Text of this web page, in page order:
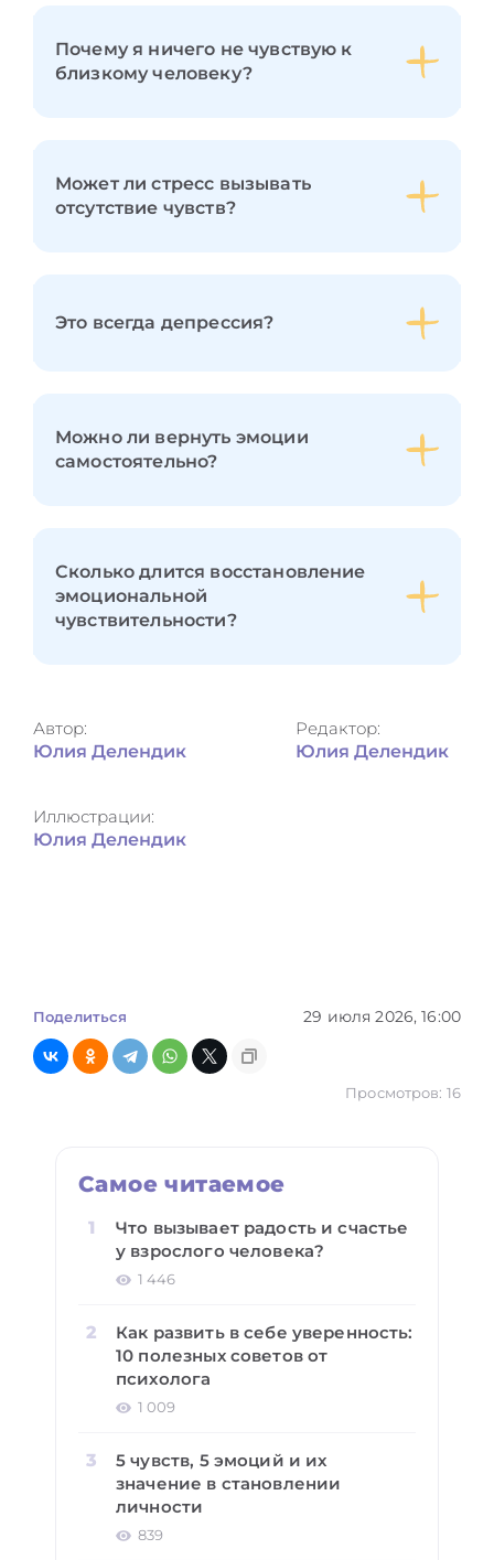
Почему я ничего не чувствую к
близкому человеку?
Может ли стресс вызывать
отсутствие чувств?
Это всегда депрессия?
Можно ли вернуть эмоции
самостоятельно?
Сколько длится восстановление
эмоциональной
чувствительности?
Автор:
Юлия Делендик
Редактор:
Юлия Делендик
Иллюстрации:
Юлия Делендик
Поделиться 29 июля 2026, 16:00
Просмотров: 16
Самое читаемое
Что вызывает радость и счастье
у взрослого человека?
1 446
Как развить в себе уверенность:
10 полезных советов от
психолога
1 009
5 чувств, 5 эмоций и их
значение в становлении
личности
839